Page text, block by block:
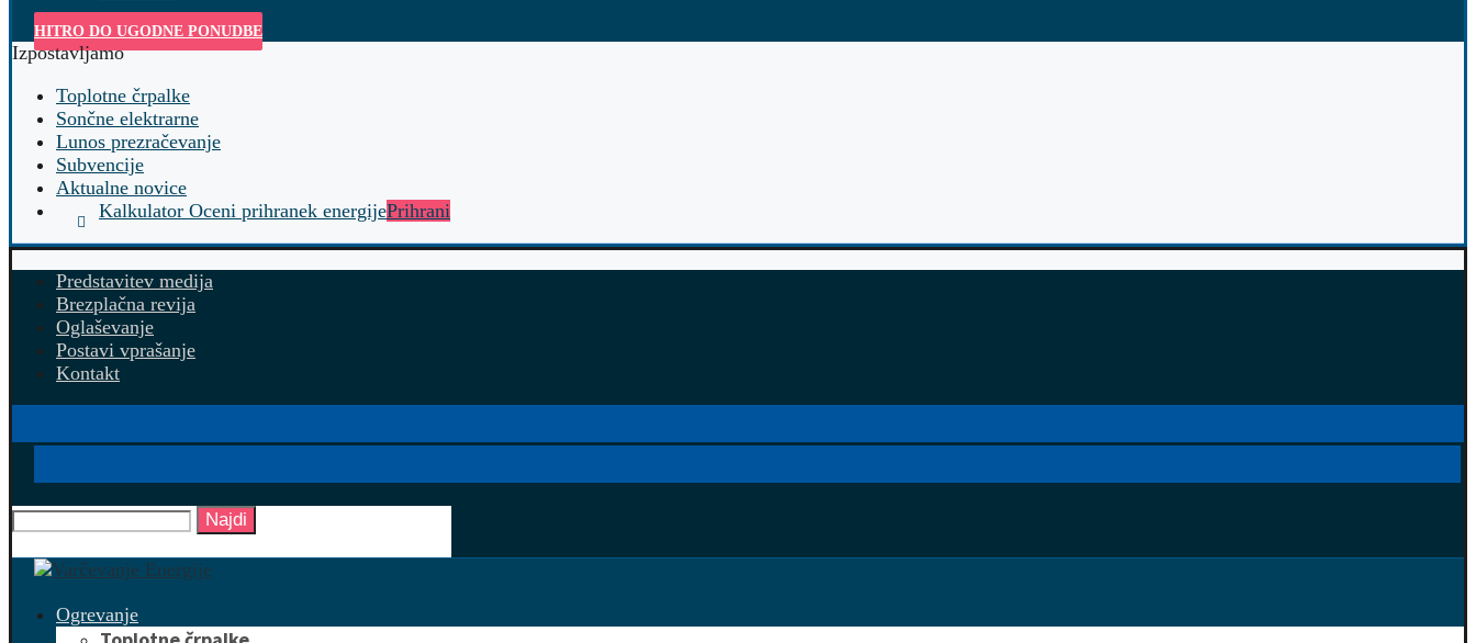
HITRO DO UGODNE PONUDBE
Izpostavljamo
Toplotne črpalke
Sončne elektrarne
Lunos prezračevanje
Subvencije
Aktualne novice
Kalkulator Oceni prihranek energijePrihrani
Predstavitev medija
Brezplačna revija
Oglaševanje
Postavi vprašanje
Kontakt
Najdi
Ogrevanje